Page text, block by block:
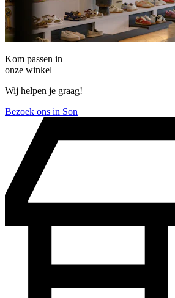
Kom passen in
onze winkel
Wij helpen je graag!
Bezoek ons in Son